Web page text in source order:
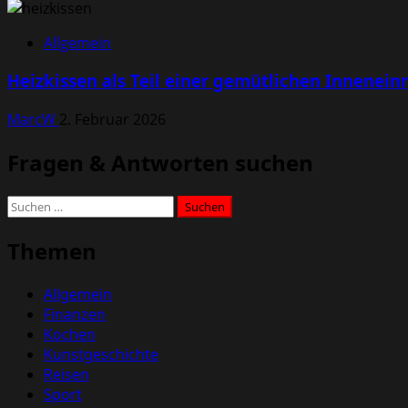
Allgemein
Heizkissen als Teil einer gemütlichen
MarcW 2. Februar 2026
Fragen & Antworten suchen
Suchen
Themen
Allgemein
Finanzen
Kochen
Kunstgeschichte
Reisen
Sport